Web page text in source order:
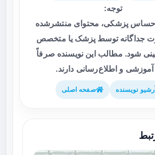
توجه:
حساس پزشکی، محتوای منتشرشده
جداگانه توسط پزشک یا متخصص
شود. مطالب این نویسنده صرفاً
آموزشی و اطلاع‌رسانی دارند.
نویسنده صفحه اصلی